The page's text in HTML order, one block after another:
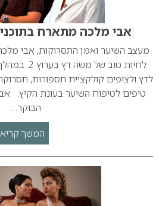
אבי מלכה מתארח
מעצב השיער ואמן התסרוקות, אבי
לחיות טוב
לדץ ולצופים קולקציית תספורות,
טיפים לטיפוח השיער בעונת הקיץ.
הבוקר…
המשך